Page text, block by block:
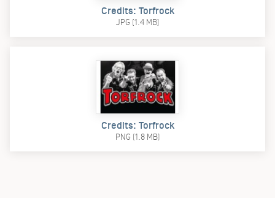
Credits: Torfrock
JPG (1.4 MB)
Credits: Torfrock
PNG (1.8 MB)